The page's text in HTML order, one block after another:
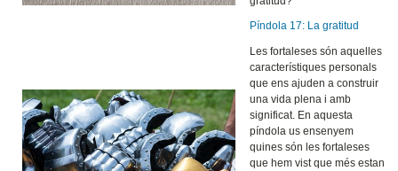
Píndola 17: La gratitud
Les fortaleses són aquelles
característiques personals
que ens ajuden a construir
una vida plena i amb
significat. En aquesta
píndola us ensenyem
quines són les fortaleses
que hem vist que més estan